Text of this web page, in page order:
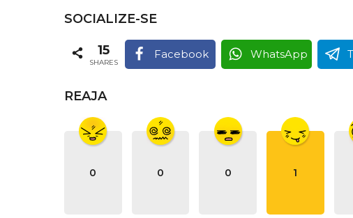
SOCIALIZE-SE
15
SHARES
Facebook WhatsApp
REAJA
0 0 0 1